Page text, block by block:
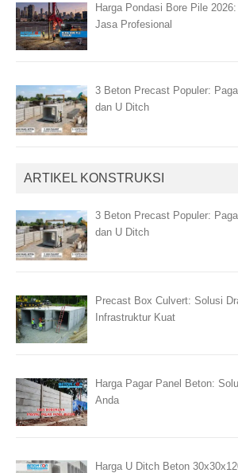
Harga Pondasi Bore Pile
Jasa Profesional
3 Beton Precast Populer:
dan U Ditch
ARTIKEL KONSTRUKSI
3 Beton Precast Populer:
dan U Ditch
Precast Box Culvert: Solusi
Infrastruktur Kuat
Harga Pagar Panel Beton:
Anda
Harga U Ditch Beton